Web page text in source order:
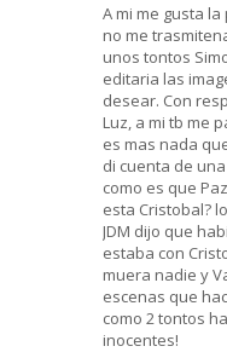
A mi me gusta
no me
unos tontos
editaria las
desear. Con
Luz, a mi tb me
es mas nada
di cuenta de
como es que
esta Cristobal?
JDM dijo que
estaba con
muera nadie y
escenas que
como 2 tontos
inocentes!